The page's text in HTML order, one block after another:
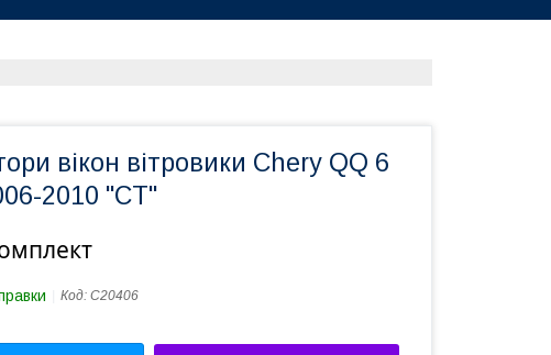
вікон вітровики Chery QQ 6
2010 "CT"
Код: C20406